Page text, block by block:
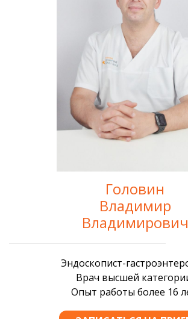
Головин
Владимир
Владимирович